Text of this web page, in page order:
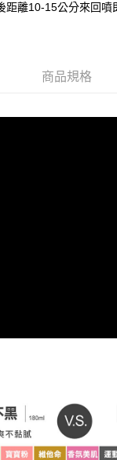
距離10-15公分來回噴
商品規格